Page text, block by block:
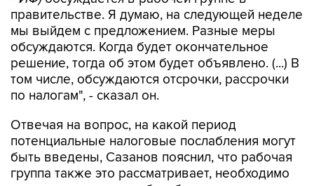
обсуждаются. Когда будет окончательное
решение, тогда об этом будет объявлено. (...) В
том числе, обсуждаются отсрочки, рассрочки
по налогам", - сказал он.
Отвечая на вопрос, на какой период
быть введены, Сазанов пояснил, что рабочая
группа также это рассматривает, необходимо
оценить размер ущерба и будущую
платежеспособность пострадавших.